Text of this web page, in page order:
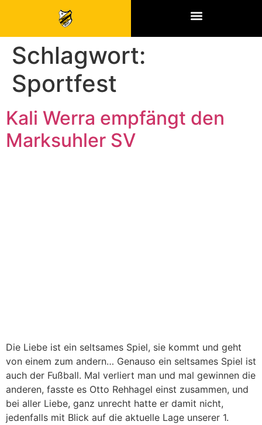
Schlagwort:
Sportfest
Kali Werra empfängt den
Marksuhler SV
Die Liebe ist ein seltsames Spiel, sie kommt und geht
von einem zum andern… Genauso ein seltsames Spiel ist
auch der Fußball. Mal verliert man und mal gewinnen die
anderen, fasste es Otto Rehhagel einst zusammen, und
bei aller Liebe, ganz unrecht hatte er damit nicht,
jedenfalls mit Blick auf die aktuelle Lage unserer 1.